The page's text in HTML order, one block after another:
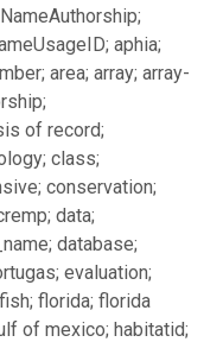
aphia;
area; array; array-
of record;
class;
conservation;
data;
database;
evaluation;
florida; florida
of mexico; habitatid;